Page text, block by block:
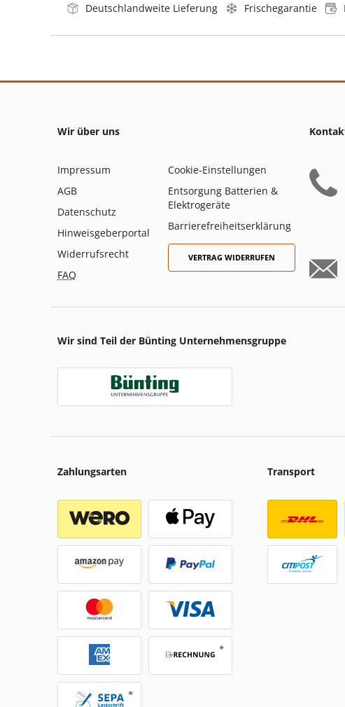
Deutschlandweite Lieferung Frischegarantie
Wir über uns
Impressum
AGB
Datenschutz
Hinweisgeberportal
Widerrufsrecht
FAQ
Cookie-Einstellungen
Entsorgung Batterien &
Elektrogeräte
Barrierefreiheitserklärung
VERTRAG WIDERRUFEN
Wir sind Teil der Bünting Unternehmensgruppe
Zahlungsarten Transport